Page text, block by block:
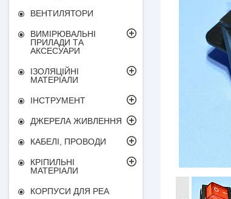
ВЕНТИЛЯТОРИ
ВИМІРЮВАЛЬНІ
ПРИЛАДИ ТА
АКСЕСУАРИ
ІЗОЛЯЦІЙНІ
МАТЕРІАЛИ
ІНСТРУМЕНТ
ДЖЕРЕЛА ЖИВЛЕННЯ
КАБЕЛІ, ПРОВОДИ
КРІПИЛЬНІ
МАТЕРІАЛИ
КОРПУСИ ДЛЯ РЕА